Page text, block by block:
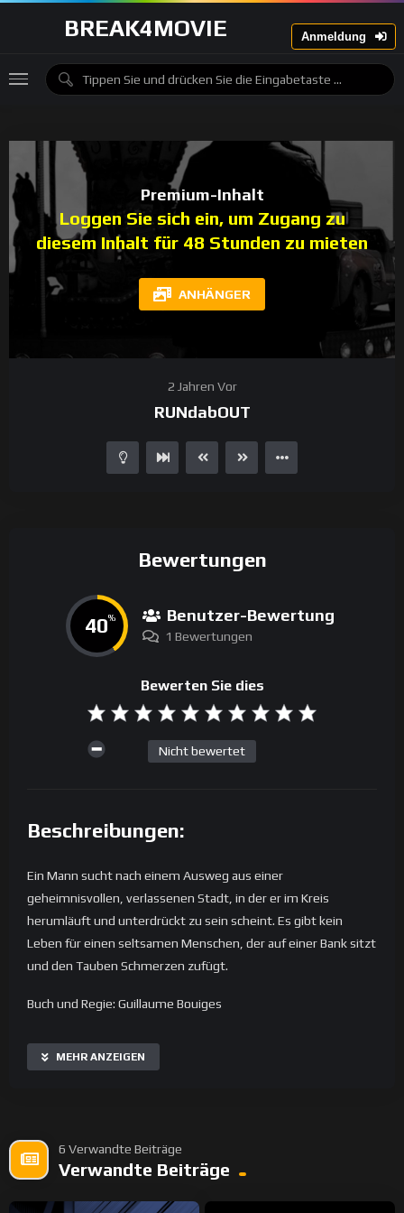
BREAK4MOVIE Anmeldung
Premium-Inhalt
Loggen Sie sich ein, um Zugang zu
diesem Inhalt für 48 Stunden zu mieten
ANHÄNGER
2 Jahren Vor
RUNdabOUT
Bewertungen
40% Benutzer-Bewertung
1 Bewertungen
Bewerten Sie dies
Nicht bewertet
Beschreibungen:
Ein Mann sucht nach einem Ausweg aus einer
geheimnisvollen, verlassenen Stadt, in der er im Kreis
herumläuft und unterdrückt zu sein scheint. Es gibt kein
Leben für einen seltsamen Menschen, der auf einer Bank sitzt
und den Tauben Schmerzen zufügt.
Buch und Regie: Guillaume Bouiges
Produktion : Skeye Pictures
Gießen
MEHR ANZEIGEN
6 Verwandte Beiträge
Verwandte Beiträge